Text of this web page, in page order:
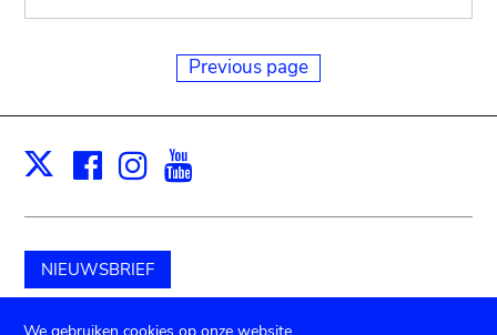
Previous page
X Facebook
Instagram
NIEUWSBRIEF
Schenk aan het museum